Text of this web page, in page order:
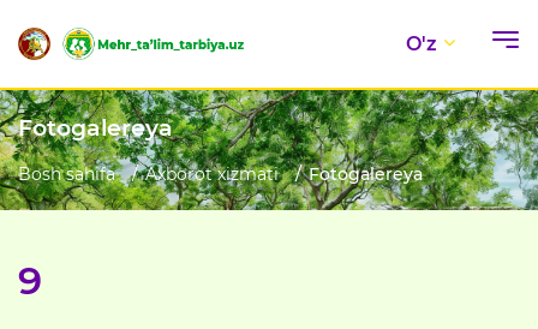
O'z
Fotogalereya
Bosh sahifa Axborot xizmati Fotogalereya
9